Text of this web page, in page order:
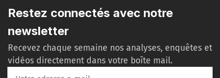
Restez connectés avec notre
newsletter
Recevez chaque semaine nos analyses, enquêtes et
vidéos directement dans votre boîte mail.